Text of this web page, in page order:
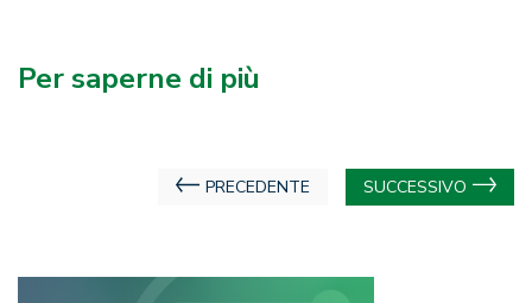
Per saperne di più
Navigazione
PRECEDENTE SUCCESSIVO